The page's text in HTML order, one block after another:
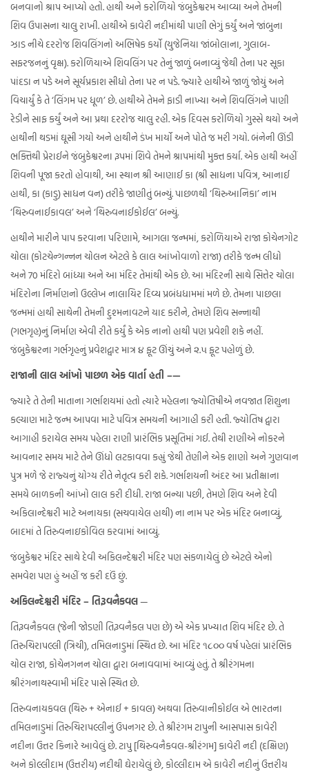
બનવાનો શ્રાપ આપ્યો હતો. હાથી અને કરોળિયો જંબુકેશ્વરમ આવ્યા અને તેમની
શિવ ઉપાસના ચાલુ રાખી. હાથીએ કાવેરી નદીમાંથી પાણી ભેગું કર્યું અને જાંબુના
ઝાડ નીચે દરરોજ શિવલિંગનો અભિષેક કર્યો (યુજેનિયા જાંબોલાના, ગુલાબ-
સફરજનનું વૃક્ષ). કરોળિયાએ શિવલિંગ પર તેનું જાળું બનાવ્યું જેથી તેના પર સૂકા
પાંદડા ન પડે અને સૂર્યપ્રકાશ સીધો તેના પર ન પડે. જ્યારે હાથીએ જાળું જોયું અને
વિચાર્યું કે તે ‘લિંગમ પર ધૂળ’ છે. હાથીએ તેમને ફાડી નાખ્યા અને શિવલિંગને પાણી
રેડીને સાફ કર્યું અને આ પ્રથા દરરોજ ચાલુ રહી. એક દિવસ કરોળિયો ગુસ્સે થયો અને
હાથીની થડમાં ઘૂસી ગયો અને હાથીને ડંખ માર્યો અને પોતે જ મરી ગયો. બંનેની ઊંડી
ભક્તિથી પ્રેરાઈને જંબુકેશ્વરના રૂપમાં શિવે તેમને શ્રાપમાંથી મુક્ત કર્યા. એક હાથી અહીં
શિવની પૂજા કરતો હોવાથી, આ સ્થાન શ્રી આણાઈ કા (શ્રી સાધના પવિત્ર, આનાઈ
હાથી, કા (કાડુ) સાધન વન) તરીકે જાણીતું બન્યું. પાછળથી ‘થિરુઆનિકા’ નામ
‘થિરુવનાઈકાવલ’ અને ‘થિરુવનાઈકોઈલ’ બન્યું.
હાથીને મારીને પાપ કરવાના પરિણામે, આગલા જન્મમાં, કરોળિયાએ રાજા કોચેનગોટ
ચોલા (કોટચેન્ગન્નન ચોલન એટલે કે લાલ આંખોવાળો રાજા) તરીકે જન્મ લીધો
અને 70 મંદિરો બાંધ્યા અને આ મંદિર તેમાંથી એક છે. આ મંદિરની સાથે સિત્તેર ચોલા
મંદિરોના નિર્માણનો ઉલ્લેખ નાલાયિર દિવ્ય પ્રબંધધામમાં મળે છે. તેમના પાછલા
જન્મમાં હાથી સાથેની તેમની દુશ્મનાવટને યાદ કરીને, તેમણે શિવ સન્નાથી
(ગભગૃહ)નું નિર્માણ એવી રીતે કર્યું કે એક નાનો હાથી પણ પ્રવેશી શકે નહીં.
જંબુકેશ્વરના ગર્ભગૃહનું પ્રવેશદ્વાર માત્ર ૪ ફૂટ ઊંચું અને ૨.૫ ફૂટ પહોળું છે.
રાજાની લાલ આંખો પાછળ એક વાર્તા હતી –—
જ્યારે તે તેની માતાના ગર્ભાશયમાં હતો ત્યારે મહેલના જ્યોતિષીએ નવજાત શિશુના
કલ્યાણ માટે જન્મ આપવા માટે પવિત્ર સમયની આગાહી કરી હતી. જ્યોતિષ દ્વારા
આગાહી કરાયેલ સમય પહેલા રાણી પ્રારંભિક પ્રસૂતિમાં ગઈ. તેથી રાણીએ નોકરને
આવનાર સમય માટે તેને ઊંધો લટકાવવા કહ્યું જેથી તેણીને એક શાણો અને ગુણવાન
પુત્ર મળે જે રાજ્યનું યોગ્ય રીતે નેતૃત્વ કરી શકે. ગર્ભાશયની અંદર આ પ્રતીક્ષાના
સમયે બાળકની આંખો લાલ કરી દીધી. રાજા બન્યા પછી, તેમણે શિવ અને દેવી
અકિલાન્દેશ્વરી માટે અનાયકા (સચવાયેલ હાથી) ના નામ પર એક મંદિર બનાવ્યું,
બાદમાં તે તિરુવનાઇકોવિલ કરવામાં આવ્યું.
જંબુકેશ્વર મંદિર સાથે દેવી અકિલન્દેશ્વરી મંદિર પણ સંકળાયેલું છે એટલે એનો
સમવેશ પણ હું અહીં જ કરી દઉં છું.
અકિલન્દેશ્વરી મંદિર – તિરૂવનૈકવલ—
તિરૂવનૈકવલ (જેની જોડણી તિરૂવનૈકલ પણ છે) એ એક પ્રખ્યાત શિવ મંદિર છે. તે
તિરુચિરાપલ્લી (ત્રિચી), તમિલનાડુમાં સ્થિત છે. આ મંદિર ૧૮૦૦ વર્ષ પહેલાં પ્રારંભિક
ચોલ રાજા, કોચેનગનન ચોલા દ્વારા બનાવવામાં આવ્યું હતું. તે શ્રીરંગમના
શ્રીરંગનાથસ્વામી મંદિર પાસે સ્થિત છે.
તિરુવનાયકવલ (થિરુ + એનાઈ + કાવલ) અથવા તિરુવાનીકોઈલ એ ભારતના
તમિલનાડુમાં તિરુચિરાપલ્લીનું ઉપનગર છે. તે શ્રીરંગમ ટાપુની આસપાસ કાવેરી
નદીના ઉત્તર કિનારે આવેલું છે. ટાપુ [થિરુવનૈકવલ-શ્રીરંગમ] કાવેરી નદી (દક્ષિણ)
અને કોલ્લીદામ (ઉત્તરીય) નદીથી ઘેરાયેલું છે, કોલ્લીદામ એ કાવેરી નદીનું ઉત્તરીય